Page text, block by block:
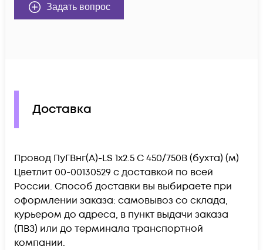
Задать вопрос
Доставка
Провод ПуГВнг(А)-LS 1х2.5 С 450/750В (бухта) (м)
Цветлит 00-00130529 c доставкой по всей
России. Способ доставки вы выбираете при
оформлении заказа: самовывоз со склада,
курьером до адреса, в пункт выдачи заказа
(ПВЗ) или до терминала транспортной
компании.